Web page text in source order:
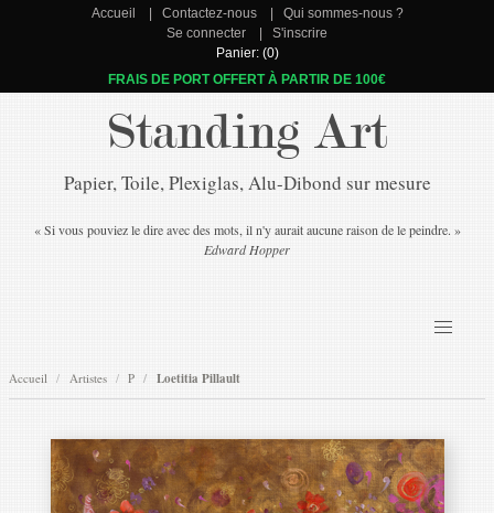
Accueil Contactez-nous
Qui sommes-nous ?
Se connecter
S'inscrire
Panier: (0)
FRAIS DE PORT OFFERT À PARTIR DE 100€
Standing Art
Papier, Toile, Plexiglas, Alu-Dibond sur mesure
« Si vous pouviez le dire avec des mots, il n'y aurait aucune raison de le peindre. »
Edward Hopper
Accueil Artistes P Loetitia Pillault